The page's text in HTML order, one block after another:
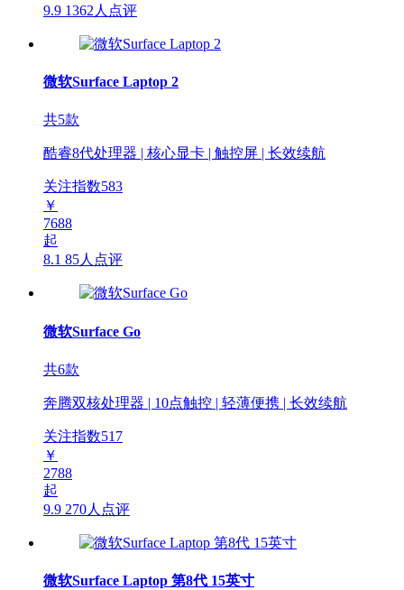
9.9 1362人点评
微软Surface Laptop 2
共5款
酷睿8代处理器 | 核心显卡 | 触控屏 | 长效续航
关注指数583
￥
7688
起
8.1 85人点评
微软Surface Go
共6款
奔腾双核处理器 | 10点触控 | 轻薄便携 | 长效续航
关注指数517
￥
2788
起
9.9 270人点评
微软Surface Laptop 第8代 15英寸